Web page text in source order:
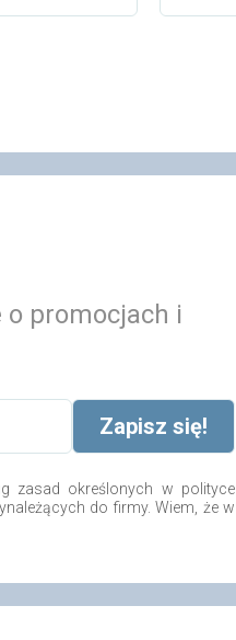
promocjach i
zasad określonych w polityce
do firmy. Wiem, że w